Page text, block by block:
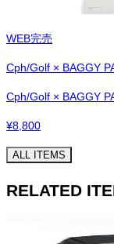
WEB完売
Cph/Golf × BAGGY
Cph/Golf × BAGGY
¥8,800
ALL ITEMS
RELATED